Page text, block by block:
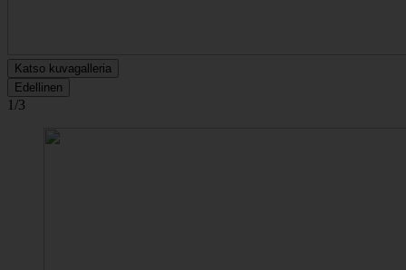
Katso kuvagalleria
Edellinen
1/3